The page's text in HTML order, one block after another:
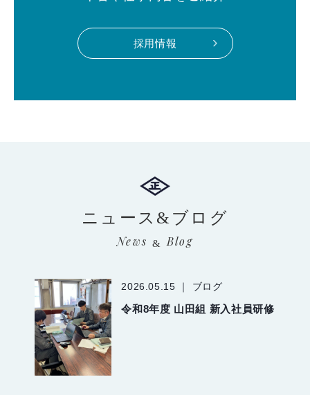
採用情報
ニュース&ブログ
News & Blog
2026.05.15 ｜ ブログ
令和8年度 山田組 新入社員研修